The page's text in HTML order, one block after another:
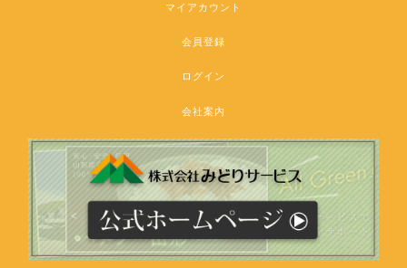
マイアカウント
会員登録
ログイン
会社案内